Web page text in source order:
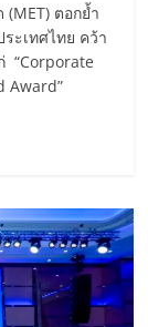
(MET) ตอกย้ำ
ะเทศไทย คว้า
“Corporate
Award”